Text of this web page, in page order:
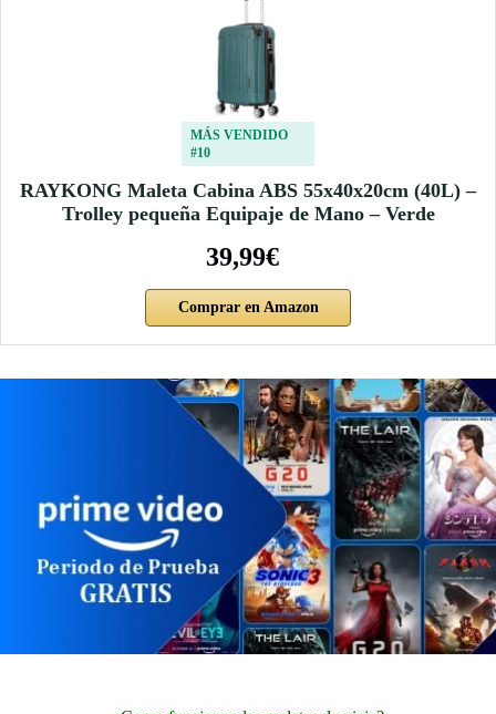
MÁS VENDIDO
#10
RAYKONG Maleta Cabina ABS 55x40x20cm (40L) –
Trolley pequeña Equipaje de Mano – Verde
39,99€
Comprar en Amazon